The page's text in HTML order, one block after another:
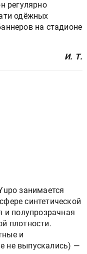
регулярно
одёжных
на стадионе
И. Т.
занимается
синтетической
и полупрозрачная
плотности.
и
не выпускались) —